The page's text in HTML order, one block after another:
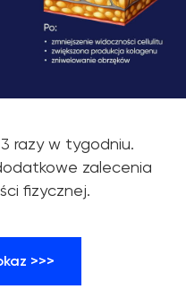
razy w tygodniu.
zalecenia
fizycznej.
>>>